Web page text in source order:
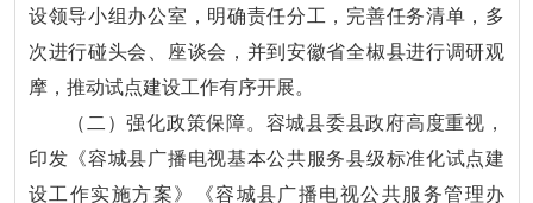
设领导小组办公室，明确责任分工，完善任务清单，多
次进行碰头会、座谈会，并到安徽省全椒县进行调研观
摩，推动试点建设工作有序开展。
（二）强化政策保障。容城县委县政府高度重视，
印发《容城县广播电视基本公共服务县级标准化试点建
设工作实施方案》《容城县广播电视公共服务管理办